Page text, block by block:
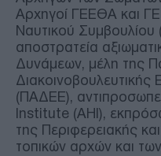
Αρχηγοί ΓΕΕΘΑ και
Ναυτικού Συμβουλίου
αποστρατεία
Δυνάμεων, μέλη της
(ΠΑΔΕΕ),
Institute (AHI),
της Περιφερειακής
τοπικών αρχών και